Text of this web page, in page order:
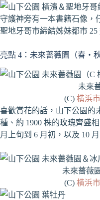
守護神旁有一本書籍石像，
聖地牙哥市締結姊妹都市
亮點 4：未來薔薇園（春・
未來
(C) 横浜
喜歡賞花的話，山下公園的
種、約 1900 株的玫瑰齊盛
月上旬到 6 月初，以及 10
未來薔薇
(C) 横浜